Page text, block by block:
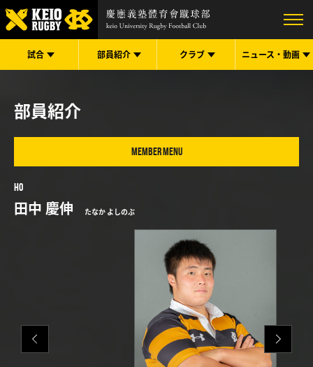
試合 部員紹介 クラブ ニュース・ 動画
部員紹介
MEMBER MENU
HO
田中 慶伸 たなか よしのぶ